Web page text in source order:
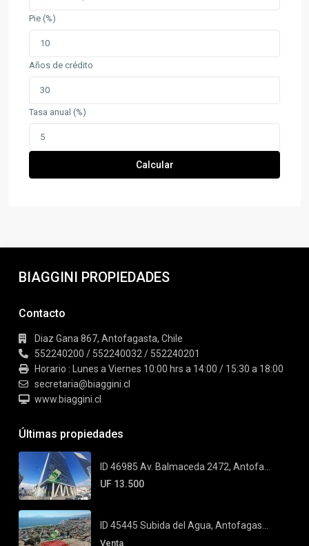
Pie (%)
Años de crédito
Tasa anual (%)
Calcular
BIAGGINI PROPIEDADES
Contacto
Diaz Gana 867, Antofagasta, Chile
552240200 / 552240032 / 552240201
Horario : Lunes a Viernes 10:00 hrs a 14:00 / 15:30 a 18:00
secretaria@biaggini.cl
www.biaggini.cl
Últimas propiedades
ID 46985 Av. Balmaceda 2472, Antofa...
UF 13.500
ID 45445 Subida del Agua, Antofagas...
Venta